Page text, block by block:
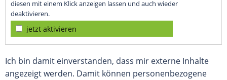
diesen mit einem Klick anzeigen lassen und auch wieder
deaktivieren.
jetzt aktivieren
Ich bin damit einverstanden, dass mir externe Inhalte
angezeigt werden. Damit können personenbezogene